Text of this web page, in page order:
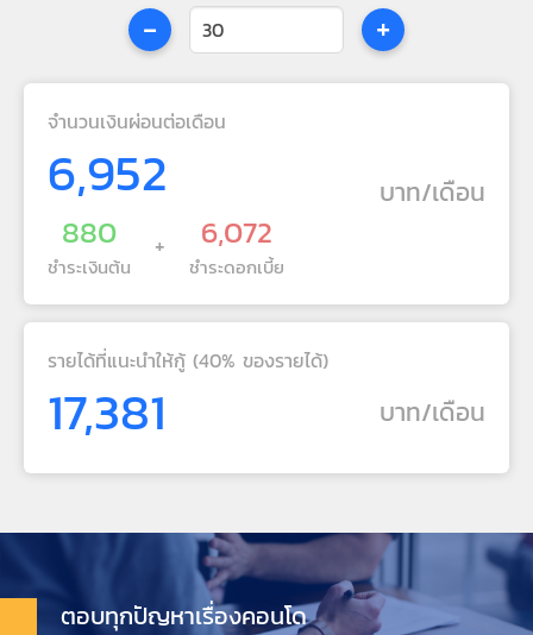
- +
จำนวนเงินผ่อนต่อเดือน
6,952 บาท/เดือน
880
ชำระเงินต้น
+ 6,072
ชำระดอกเบี้ย
รายได้ที่แนะนำให้กู้ (40% ของรายได้)
17,381 บาท/เดือน
ตอบทุกปัญหาเรื่องคอนโด